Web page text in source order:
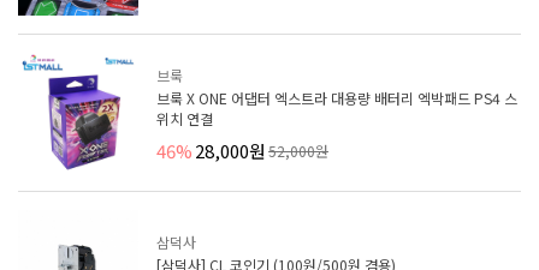
브룩
브룩 X ONE 어댑터 엑스트라 대용량 배터리 엑박패드 PS4 스
위치 연결
46%28,000원 52,000원
삼덕사
[삼덕사] CL 코인기 (100원/500원 겸용)